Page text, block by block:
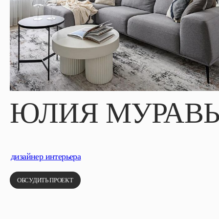
ЮЛИЯ
дизайнер интерьера
ОБСУДИТЬ ПРОЕКТ